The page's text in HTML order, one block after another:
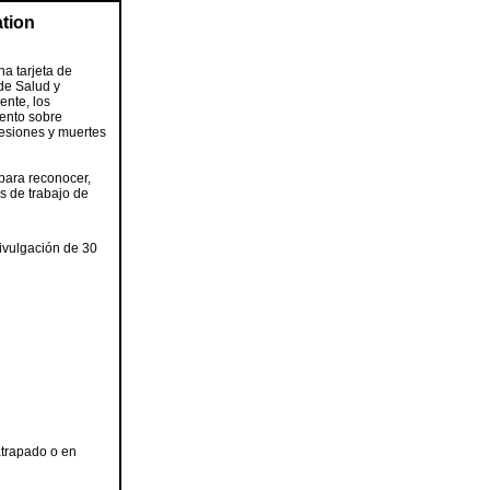
tarjeta de
Salud y
los
sobre
y muertes
reconocer,
de trabajo de
de 30
o en